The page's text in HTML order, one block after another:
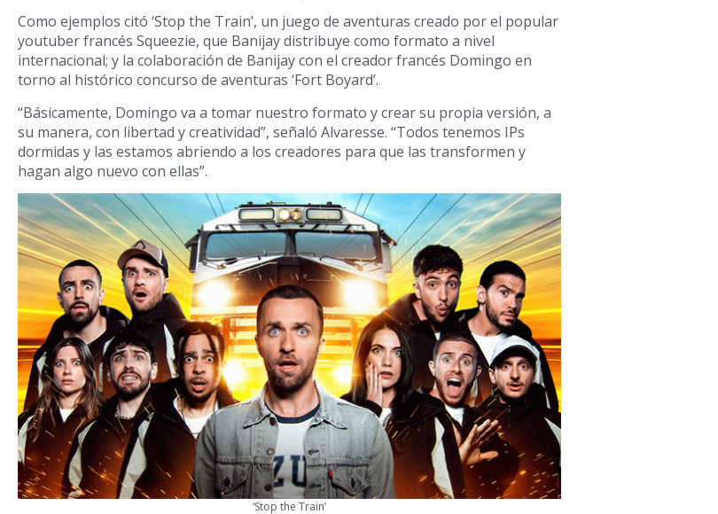
Como ejemplos citó ‘Stop the Train’, un juego de aventuras creado por el popular
youtuber francés Squeezie, que Banijay distribuye como formato a nivel
internacional; y la colaboración de Banijay con el creador francés Domingo en
torno al histórico concurso de aventuras ‘Fort Boyard’.
“Básicamente, Domingo va a tomar nuestro formato y crear su propia versión, a
su manera, con libertad y creatividad”, señaló Alvaresse. “Todos tenemos IPs
dormidas y las estamos abriendo a los creadores para que las transformen y
hagan algo nuevo con ellas”.
‘Stop the Train’